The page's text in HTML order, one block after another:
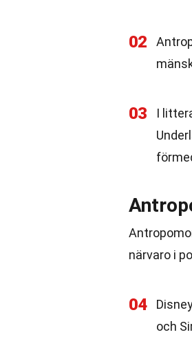
02
03
I
närvaro i
04
och